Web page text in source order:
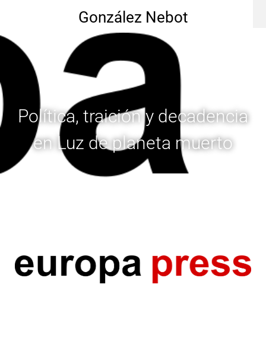
González Nebot
Política, traición y decadencia
en Luz de planeta muerto